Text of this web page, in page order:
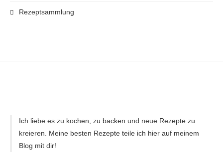
Rezeptsammlung
Ich liebe es zu kochen, zu backen und neue Rezepte zu
kreieren. Meine besten Rezepte teile ich hier auf meinem
Blog mit dir!